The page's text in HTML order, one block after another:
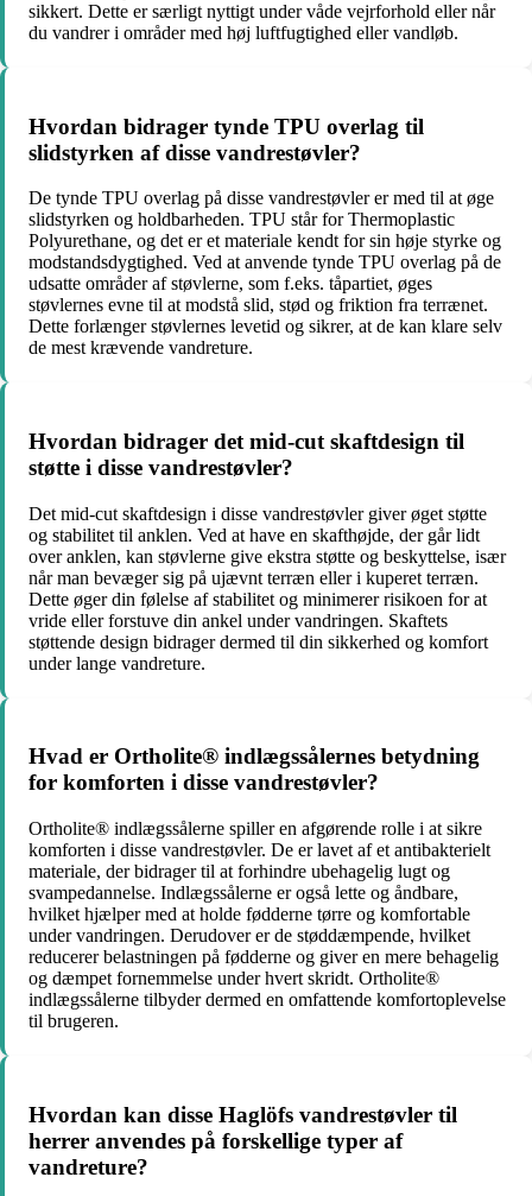
sikkert. Dette er særligt nyttigt under våde vejrforhold eller når
du vandrer i områder med høj luftfugtighed eller vandløb.
Hvordan bidrager tynde TPU overlag til
slidstyrken af disse vandrestøvler?
De tynde TPU overlag på disse vandrestøvler er med til at øge
slidstyrken og holdbarheden. TPU står for Thermoplastic
Polyurethane, og det er et materiale kendt for sin høje styrke og
modstandsdygtighed. Ved at anvende tynde TPU overlag på de
udsatte områder af støvlerne, som f.eks. tåpartiet, øges
støvlernes evne til at modstå slid, stød og friktion fra terrænet.
Dette forlænger støvlernes levetid og sikrer, at de kan klare selv
de mest krævende vandreture.
Hvordan bidrager det mid-cut skaftdesign til
støtte i disse vandrestøvler?
Det mid-cut skaftdesign i disse vandrestøvler giver øget støtte
og stabilitet til anklen. Ved at have en skafthøjde, der går lidt
over anklen, kan støvlerne give ekstra støtte og beskyttelse, især
når man bevæger sig på ujævnt terræn eller i kuperet terræn.
Dette øger din følelse af stabilitet og minimerer risikoen for at
vride eller forstuve din ankel under vandringen. Skaftets
støttende design bidrager dermed til din sikkerhed og komfort
under lange vandreture.
Hvad er Ortholite® indlægssålernes betydning
for komforten i disse vandrestøvler?
Ortholite® indlægssålerne spiller en afgørende rolle i at sikre
komforten i disse vandrestøvler. De er lavet af et antibakterielt
materiale, der bidrager til at forhindre ubehagelig lugt og
svampedannelse. Indlægssålerne er også lette og åndbare,
hvilket hjælper med at holde fødderne tørre og komfortable
under vandringen. Derudover er de støddæmpende, hvilket
reducerer belastningen på fødderne og giver en mere behagelig
og dæmpet fornemmelse under hvert skridt. Ortholite®
indlægssålerne tilbyder dermed en omfattende komfortoplevelse
til brugeren.
Hvordan kan disse Haglöfs vandrestøvler til
herrer anvendes på forskellige typer af
vandreture?